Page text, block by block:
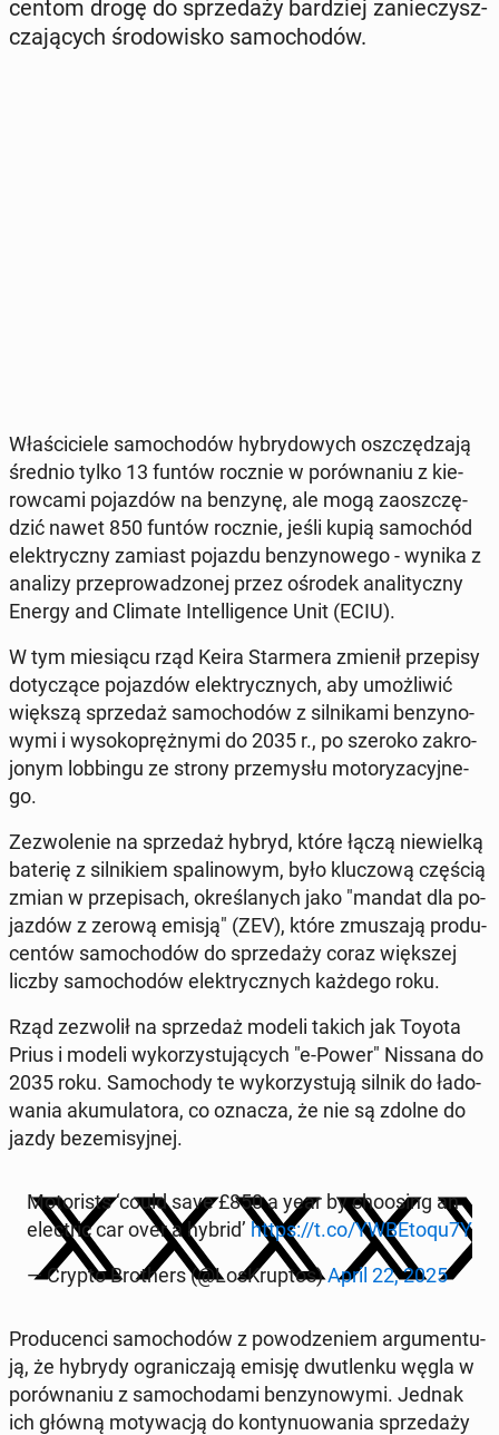
cen­tom drogę do sprze­da­ży bar­dziej za­nie­czysz­
cza­ją­cych śro­do­wi­sko sa­mo­cho­dów.
Wła­ści­cie­le sa­mo­cho­dów hy­bry­do­wych oszczę­dza­ją
średnio tylko 13 funtów rocznie w po­rów­na­niu z kie­
row­ca­mi po­jaz­dów na benzynę, ale mogą za­osz­czę­
dzić nawet 850 funtów rocznie, jeśli kupią sa­mo­chód
elek­trycz­ny zamiast pojazdu ben­zy­no­we­go - wynika z
analizy prze­pro­wa­dzo­nej przez ośrodek ana­li­tycz­ny
Energy and Climate In­tel­li­gen­ce Unit (ECIU).
W tym mie­sią­cu rząd Keira Star­me­ra zmienił prze­pi­sy
do­ty­czą­ce po­jaz­dów elek­trycz­nych, aby umoż­li­wić
większą sprze­daż sa­mo­cho­dów z sil­ni­ka­mi ben­zy­no­
wy­mi i wy­so­ko­pręż­ny­mi do 2035 r., po szeroko za­kro­
jo­nym lob­bin­gu ze strony prze­my­słu mo­to­ry­za­cyj­ne­
go.
Ze­zwo­le­nie na sprze­daż hybryd, które łączą nie­wiel­ką
baterię z sil­ni­kiem spa­li­no­wym, było klu­czo­wą częścią
zmian w prze­pi­sach, okre­śla­nych jako "mandat dla po­
jaz­dów z zerową emisją" (ZEV), które zmu­sza­ją pro­du­
cen­tów sa­mo­cho­dów do sprze­da­ży coraz więk­szej
liczby sa­mo­cho­dów elek­trycz­nych każdego roku.
Rząd ze­zwo­lił na sprze­daż modeli takich jak Toyota
Prius i modeli wy­ko­rzy­stu­ją­cych "e-Power" Nissana do
2035 roku. Sa­mo­cho­dy te wy­ko­rzy­stu­ją silnik do ła­do­
wa­nia aku­mu­la­to­ra, co oznacza, że nie są zdolne do
jazdy bez­e­mi­syj­nej.
Mo­to­ri­sts ‘could save £850 a year by cho­osing an
elec­tric car over a hybrid’ https://t.co/YW­BE­to­qu7Y
— Crypto Bro­thers (@Lo­sKrup­tos)April 22, 2025
Pro­du­cen­ci sa­mo­cho­dów z po­wo­dze­niem ar­gu­men­tu­
ją, że hybrydy ogra­ni­cza­ją emisję dwu­tlen­ku węgla w
po­rów­na­niu z sa­mo­cho­da­mi ben­zy­no­wy­mi. Jednak
ich główną mo­ty­wa­cją do kon­ty­nu­owa­nia sprze­da­ży